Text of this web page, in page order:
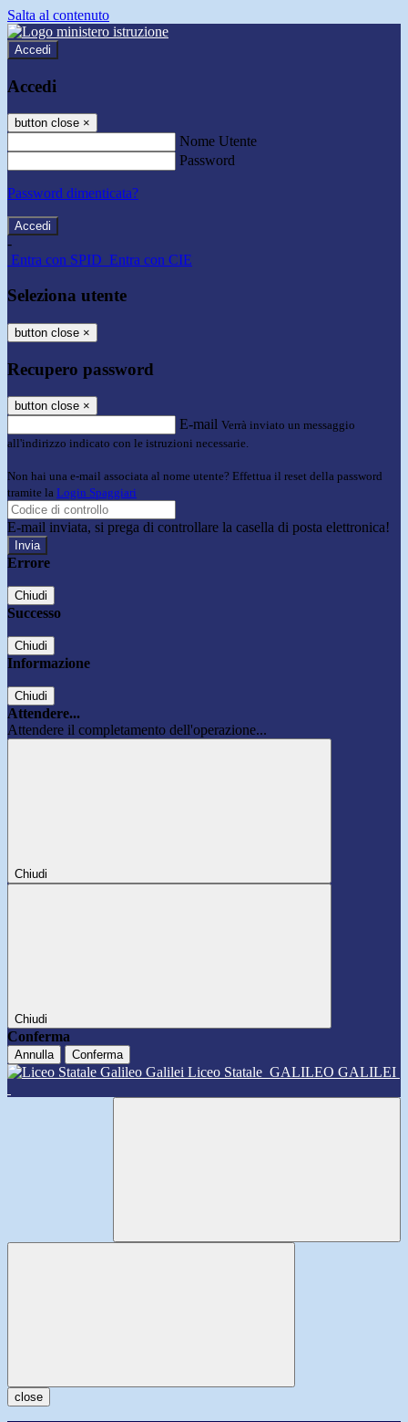
Salta al contenuto
Accedi
Accedi
button close ×
Nome Utente
Password
Password dimenticata?
-
Entra con SPID Entra con CIE
Seleziona utente
button close ×
Recupero password
button close ×
E-mail Verrà inviato un messaggio
all'indirizzo indicato con le istruzioni necessarie.
Non hai una e-mail associata al nome utente? Effettua il reset della password
tramite la Login Spaggiari
E-mail inviata, si prega di controllare la casella di posta elettronica!
Errore
Chiudi
Successo
Chiudi
Informazione
Chiudi
Attendere...
Attendere il completamento dell'operazione...
Chiudi
Chiudi
Conferma
Annulla Conferma
Liceo Statale GALILEO GALILEI
close